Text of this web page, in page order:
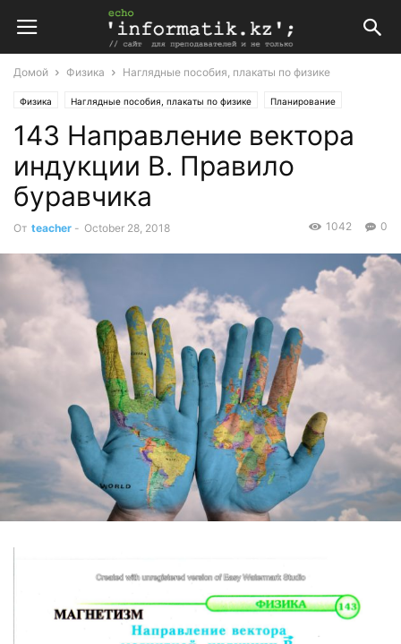
Домой Физика Наглядные пособия, плакаты по физике
Физика Наглядные пособия, плакаты по физике Планирование
Поурочные планы
143 Направление вектора
индукции В. Правило
буравчика
От teacher - October 28, 2018 0
1042